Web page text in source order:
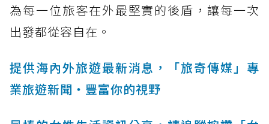
為每一位旅客在外最堅實的後盾，讓每一次
出發都從容自在。
提供海內外旅遊最新消息，「旅奇傳媒」專
業旅遊新聞‧豐富你的視野